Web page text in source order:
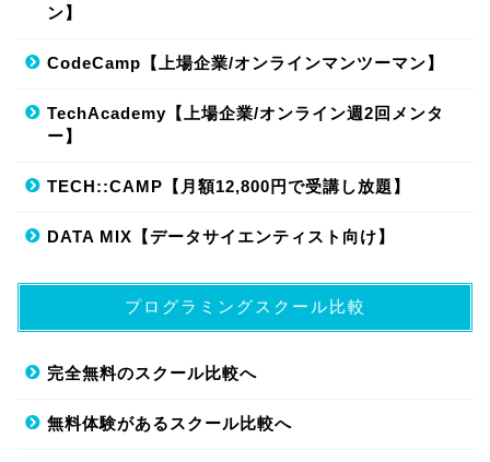
ン】
CodeCamp【上場企業/オンラインマンツーマン】
TechAcademy【上場企業/オンライン週2回メンタ
ー】
TECH::CAMP【月額12,800円で受講し放題】
DATA MIX【データサイエンティスト向け】
プログラミングスクール比較
完全無料のスクール比較へ
無料体験があるスクール比較へ